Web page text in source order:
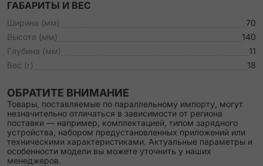
ГАБАРИТЫ И ВЕС
Ширина (мм)
70
Высота (мм)
140
Глубина (мм)
11
Вес (г)
18
ОБРАТИТЕ ВНИМАНИЕ
Товары, поставляемые по параллельному импорту, могут
незначительно отличаться в зависимости от региона
поставки — например, комплектацией, типом зарядного
устройства, набором предустановленных приложений или
техническими характеристиками. Актуальные параметры и
особенности модели вы можете уточнить у наших
менеджеров.